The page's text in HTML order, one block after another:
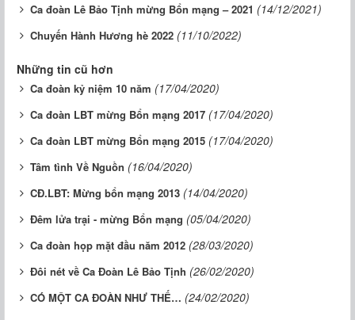
Ca đoàn Lê Bảo Tịnh mừng Bổn mạng – 2021 (14/12/2021)
Chuyến Hành Hương hè 2022 (11/10/2022)
Những tin cũ hơn
Ca đoàn kỷ niệm 10 năm (17/04/2020)
Ca đoàn LBT mừng Bổn mạng 2017 (17/04/2020)
Ca đoàn LBT mừng Bổn mạng 2015 (17/04/2020)
Tâm tình Về Nguồn (16/04/2020)
CĐ.LBT: Mừng bổn mạng 2013 (14/04/2020)
Đêm lửa trại - mừng Bổn mạng (05/04/2020)
Ca đoàn họp mặt đầu năm 2012 (28/03/2020)
Đôi nét về Ca Đoàn Lê Bảo Tịnh (26/02/2020)
CÓ MỘT CA ĐOÀN NHƯ THẾ… (24/02/2020)